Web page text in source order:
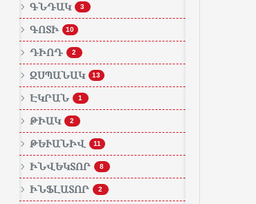
ԳՆԴԱԿ 3
ԳՈՏԻ 10
ԴԻՈԴ 2
ԶՍՊԱՆԱԿ 13
ԷԿՐԱՆ 1
ԹԻԱԿ 2
ԹԵՒԱՆԻՎ 11
ԻՆՎԵԿՏՈՐ 8
ԻՆՖԼԱՏՈՐ 2